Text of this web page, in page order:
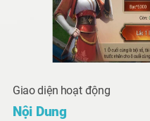
Giao diện hoạt động
Nội Dung